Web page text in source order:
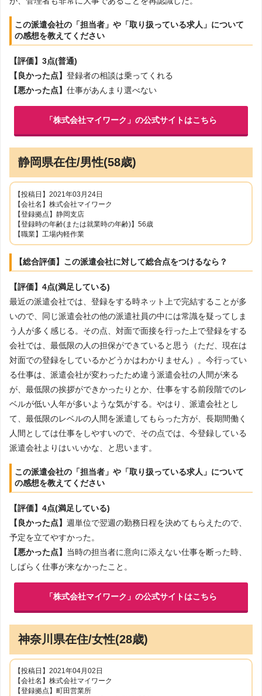
この派遣会社の「担当者」や「取り扱っている求人」について
の感想を教えてください
【評価】3点(普通)
【良かった点】 登録者の相談は乗ってくれる
【悪かった点】 仕事があんまり選べない
「株式会社マイワーク」の公式サイトはこちら
静岡県在住/男性(58歳)
【投稿日】2021年03月24日
【会社名】株式会社マイワーク
【登録拠点】静岡支店
【登録時の年齢(または就業時の年齢)】56歳
【職業】工場内軽作業
【総合評価】この派遣会社に対して総合点をつけるなら？
【評価】4点(満足している)
最近の派遣会社では、登録をする時ネット上で完結することが多
いので、同じ派遣会社の他の派遣社員の中には常識を疑ってしま
う人が多く感じる。その点、対面で面接を行った上で登録をする
会社では、最低限の人の担保ができていると思う（ただ、現在は
対面での登録をしているかどうかはわかりません）。今行ってい
る仕事は、派遣会社が変わったため違う派遣会社の人間が来る
が、最低限の挨拶ができかったりとか、仕事をする前段階でのレ
ベルが低い人年が多いような気がする。やはり、派遣会社とし
て、最低限のレベルの人間を派遣してもらった方が、長期間働く
人間としては仕事をしやすいので、その点では、今登録している
派遣会社よりはいいかな、と思います。
この派遣会社の「担当者」や「取り扱っている求人」について
の感想を教えてください
【評価】4点(満足している)
【良かった点】 週単位で翌週の勤務日程を決めてもらえたので、
予定を立てやすかった。
【悪かった点】 当時の担当者に意向に添えない仕事を断った時、
しばらく仕事が来なかったこと。
「株式会社マイワーク」の公式サイトはこちら
神奈川県在住/女性(28歳)
【投稿日】2021年04月02日
【会社名】株式会社マイワーク
【登録拠点】町田営業所